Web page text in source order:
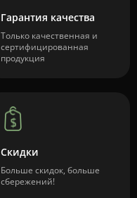
Гарантия качества
Только качественная и
сертифицированная
продукция
Скидки
Больше скидок, больше
сбережений!